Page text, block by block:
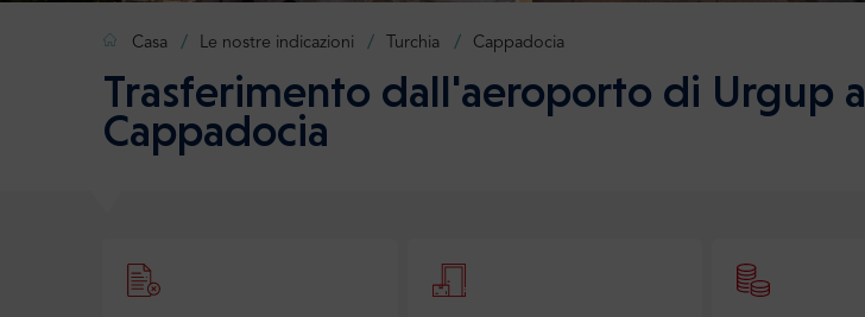
Casa Le nostre indicazioni Turchia Cappadocia
Trasferimento dall'aeroporto di Urgup a
Cappadocia